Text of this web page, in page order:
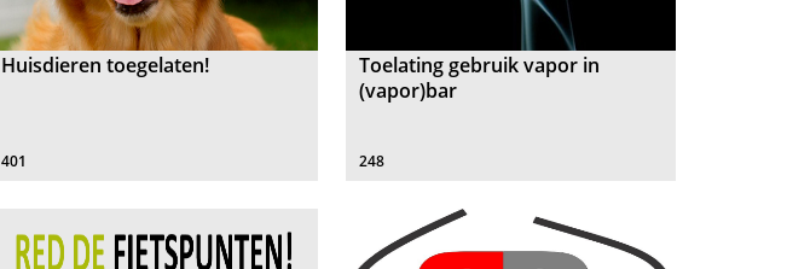
Huisdieren toegelaten!
401
Toelating gebruik vapor in
(vapor)bar
248